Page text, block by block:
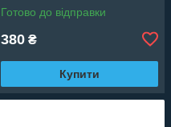
Готово до відправки
380 ₴
Купити